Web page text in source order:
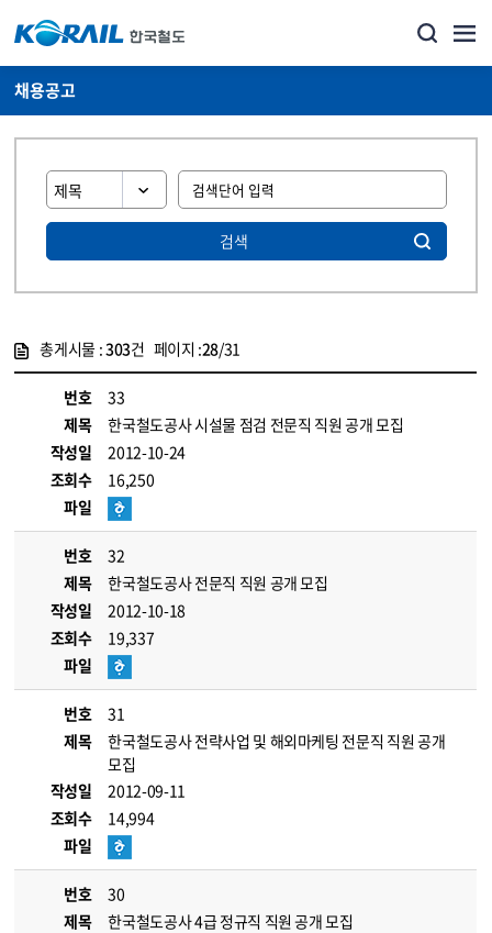
채용공고
검색
총게시물 :303건 페이지 :28/31
번호
33
제목
한국철도공사 시설물 점검 전문직 직원 공개 모집
작성일
2012-10-24
조회수
16,250
파일
번호
32
제목
한국철도공사 전문직 직원 공개 모집
작성일
2012-10-18
조회수
19,337
파일
번호
31
제목
한국철도공사 전략사업 및 해외마케팅 전문직 직원 공개
모집
작성일
2012-09-11
조회수
14,994
파일
번호
30
제목
한국철도공사 4급 정규직 직원 공개 모집